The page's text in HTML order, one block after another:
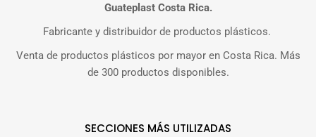
Guateplast Costa Rica.
Fabricante y distribuidor de productos plásticos.
Venta de productos plásticos por mayor en Costa Rica. Más
de 300 productos disponibles.
SECCIONES MÁS UTILIZADAS